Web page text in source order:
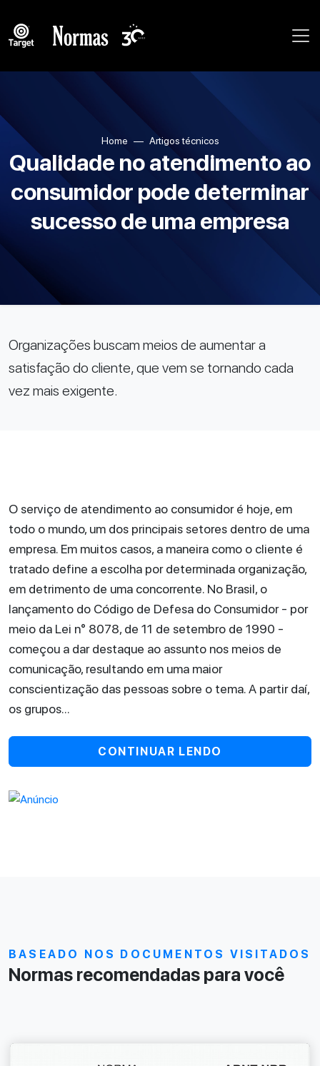
Home Artigos técnicos
Qualidade no atendimento ao
consumidor pode determinar
sucesso de uma empresa
Organizações buscam meios de aumentar a
satisfação do cliente, que vem se tornando cada
vez mais exigente.
O serviço de atendimento ao consumidor é hoje, em
todo o mundo, um dos principais setores dentro de uma
empresa. Em muitos casos, a maneira como o cliente é
tratado define a escolha por determinada organização,
em detrimento de uma concorrente. No Brasil, o
lançamento do Código de Defesa do Consumidor - por
meio da Lei n° 8078, de 11 de setembro de 1990 -
começou a dar destaque ao assunto nos meios de
comunicação, resultando em uma maior
conscientização das pessoas sobre o tema. A partir daí,
os grupos...
CONTINUAR LENDO
BASEADO NOS DOCUMENTOS VISITADOS
Normas recomendadas para você